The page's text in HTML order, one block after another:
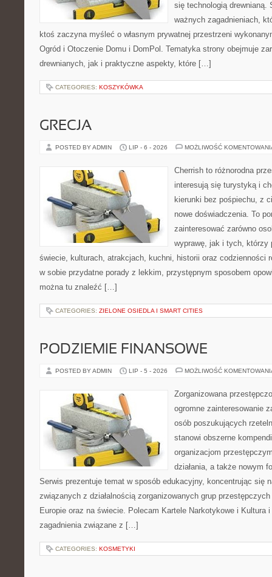
się technologią drewnianą.
ważnych zagadnieniach,
ktoś zaczyna myśleć o własnym prywatnej przestrzeni
Ogród i Otoczenie Domu i DomPol. Tematyka strony obejmuje
drewnianych, jak i praktyczne aspekty, które […]
CATEGORIES: KOSZYKÓWKA
GRECJA
POSTED BY ADMIN LIP - 6 - 2026 MOŻLIWOŚĆ
Cherrish to różnorodna
interesują się turystyką i
kierunki bez pośpiechu, z
nowe doświadczenia. To
zainteresować zarówno
wyprawę, jak i tych, którzy
świecie, kulturach, atrakcjach, kuchni, historii oraz codzienności
w sobie przydatne porady z lekkim, przystępnym sposobem
można tu znaleźć […]
CATEGORIES: ZIELONE OSIEDLA I SMART CITIES
PODZIEMIE FINANSOWE
POSTED BY ADMIN LIP - 5 - 2026 MOŻLIWOŚĆ
Zorganizowana
ogromne zainteresowanie
osób poszukujących
stanowi obszerne
organizacjom
działania, a także nowym
Serwis prezentuje temat w sposób edukacyjny, koncentrując się
związanych z działalnością zorganizowanych grup
Europie oraz na świecie. Polecam Kartele Narkotykowe i Kultura
zagadnienia związane z […]
CATEGORIES: KOSMETYKI